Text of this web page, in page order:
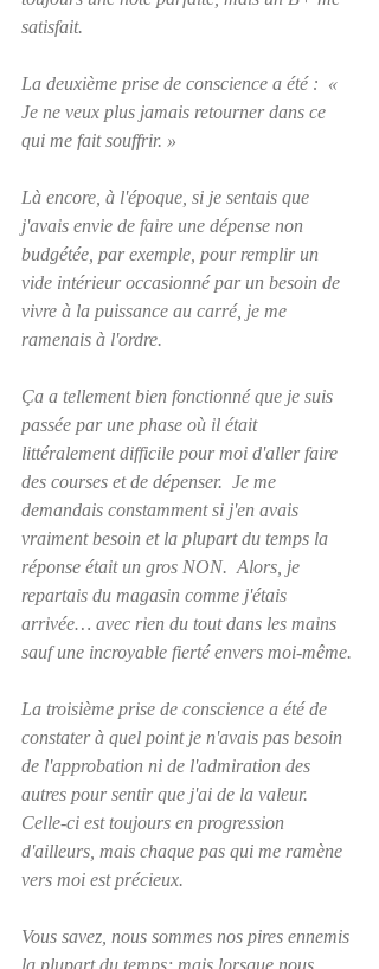
satisfait.
La deuxième prise de conscience a été :  «
Je ne veux plus jamais retourner dans ce
qui me fait souffrir. »
Là encore, à l'époque, si je sentais que
j'avais envie de faire une dépense non
budgétée, par exemple, pour remplir un
vide intérieur occasionné par un besoin de
vivre à la puissance au carré, je me
ramenais à l'ordre.
Ça a tellement bien fonctionné que je suis
passée par une phase où il était
littéralement difficile pour moi d'aller faire
des courses et de dépenser.  Je me
demandais constamment si j'en avais
vraiment besoin et la plupart du temps la
réponse était un gros NON.  Alors, je
repartais du magasin comme j'étais
arrivée… avec rien du tout dans les mains
sauf une incroyable fierté envers moi-même.
La troisième prise de conscience a été de
constater à quel point je n'avais pas besoin
de l'approbation ni de l'admiration des
autres pour sentir que j'ai de la valeur.
Celle-ci est toujours en progression
d'ailleurs, mais chaque pas qui me ramène
vers moi est précieux.
Vous savez, nous sommes nos pires ennemis
la plupart du temps; mais lorsque nous